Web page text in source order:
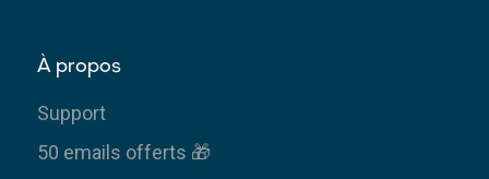
À propos
Support
50 emails offerts 🎁